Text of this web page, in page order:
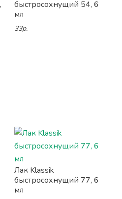
быстросохнущий 54, 6
мл
33р.
Лак Klassik
быстросохнущий 77, 6
мл